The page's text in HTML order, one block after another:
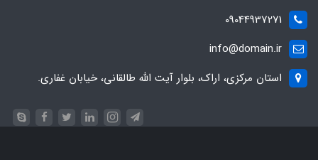
09044937271
info@domain.ir
استان مرکزی، اراک، بلوار آیت الله طالقانی، خیابان غفاری.